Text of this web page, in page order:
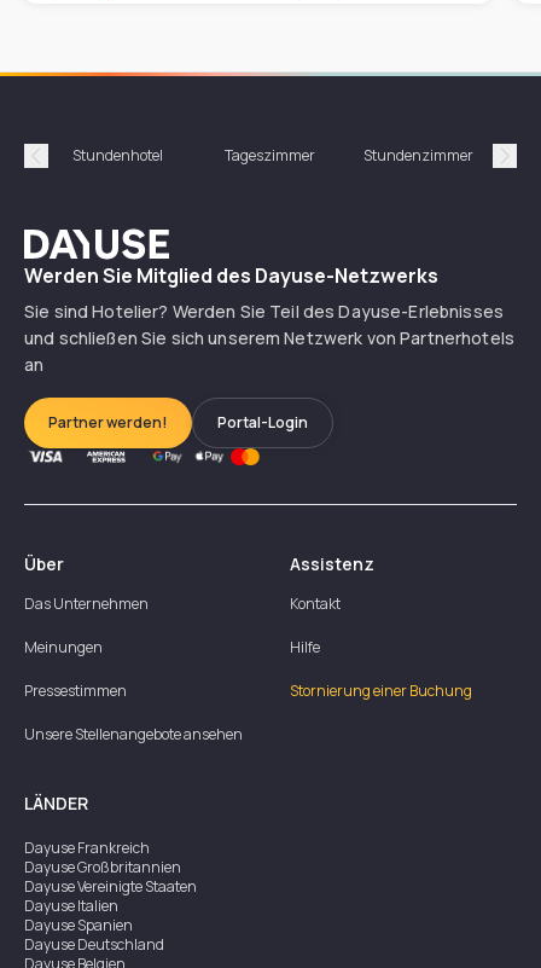
Précédent
Stundenhotel Tageszimmer Stundenzimmer
Dayuse
Werden Sie Mitglied des Dayuse-Netzwerks
Sie sind Hotelier? Werden Sie Teil des Dayuse-Erlebnisses
und schließen Sie sich unserem Netzwerk von Partnerhotels
an
Partner werden! Portal-Login
Über
Das Unternehmen
Meinungen
Pressestimmen
Unsere Stellenangebote ansehen
Assistenz
Kontakt
Hilfe
Stornierung einer Buchung
LÄNDER
DayuseFrankreich
DayuseGroßbritannien
DayuseVereinigte Staaten
DayuseItalien
DayuseSpanien
DayuseDeutschland
DayuseBelgien